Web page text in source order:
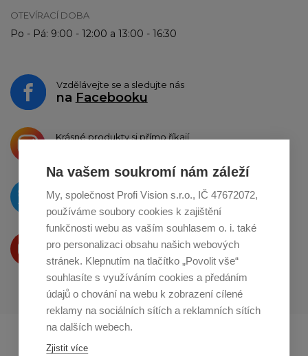
Na vašem soukromí nám záleží
My, společnost Profi Vision s.r.o., IČ 47672072,
používáme soubory cookies k zajištění
funkčnosti webu as vaším souhlasem o. i. také
pro personalizaci obsahu našich webových
stránek. Klepnutím na tlačítko „Povolit vše“
souhlasíte s využíváním cookies a předáním
údajů o chování na webu k zobrazení cílené
reklamy na sociálních sítích a reklamních sítích
na dalších webech.
Zjistit více
OTEVÍRACÍ DOBA
Po - Pá: 9:00 - 12:00 a 13:00 - 16:30
Vzdělávejte se a sledujte nás
na Facebooku
Krásné produkty si přímo říkají
O novinkách píšeme
naTwitteru
Produkty Vám představujeme
na Youtube
Profikuchar.sk